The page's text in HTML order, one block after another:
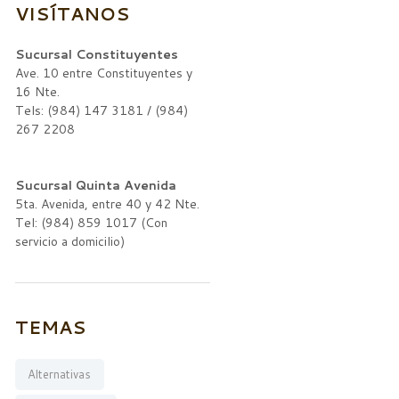
VISÍTANOS
Sucursal Constituyentes
Ave. 10 entre Constituyentes y
16 Nte.
Tels: (984) 147 3181 / (984)
267 2208
Sucursal Quinta Avenida
5ta. Avenida, entre 40 y 42 Nte.
Tel: (984) 859 1017 (Con
servicio a domicilio)
TEMAS
Alternativas